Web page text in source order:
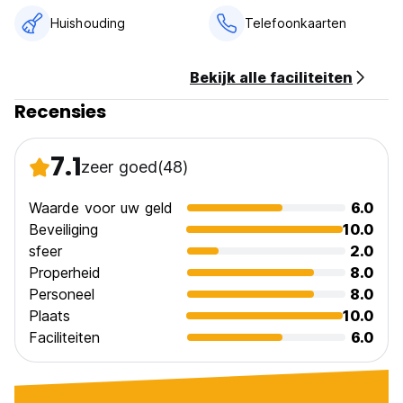
Annuleringsvoorwaarden: 48 uur voor aankomst
geen creditcard geaccepteerd
Inchecken van 14:00 tot 21:00 uur.
Btw inbegrepen.
Ontbijt niet inbegrepen - 4 USD per persoon per dag.
Algemeen:
Ontvangst van 8.00 tot 21.00 uur
Geen avondklok.
Huisdiervriendelijk. (Auto-translated from original language)
Huishouding Telefoonkaarten
Bekijk alle faciliteiten
Recensies
7.1zeer goed(48)
Waarde voor uw geld
6.0
Beveiliging
10.0
sfeer
2.0
Properheid
8.0
Personeel
8.0
Plaats
10.0
Faciliteiten
6.0